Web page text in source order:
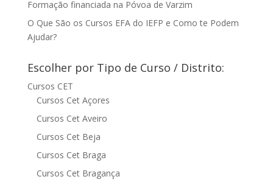
Formação financiada na Póvoa de Varzim
O Que São os Cursos EFA do IEFP e Como te Podem
Ajudar?
Escolher por Tipo de Curso / Distrito:
Cursos CET
Cursos Cet Açores
Cursos Cet Aveiro
Cursos Cet Beja
Cursos Cet Braga
Cursos Cet Bragança